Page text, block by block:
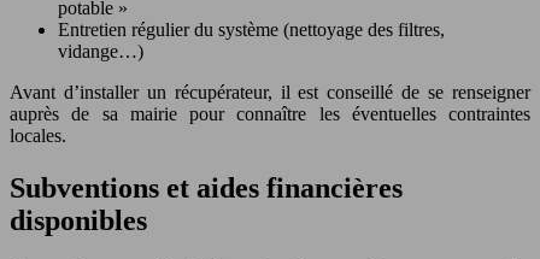
potable »
Entretien régulier du système (nettoyage des filtres,
vidange…)
Avant d’installer un récupérateur, il est conseillé de se renseigner
auprès de sa mairie pour connaître les éventuelles contraintes
locales.
Subventions et aides financières
disponibles